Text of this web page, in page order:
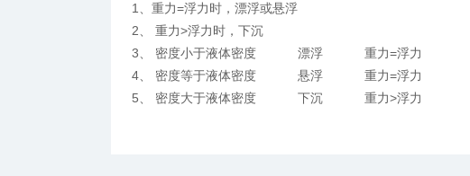
1、重力=浮力时，漂浮或悬浮
2、 重力>浮力时，下沉
3、 密度小于液体密度 漂浮 重力=浮力
4、 密度等于液体密度 悬浮 重力=浮力
5、 密度大于液体密度 下沉 重力>浮力